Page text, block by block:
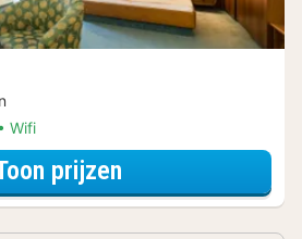
Wifi
prijzenvoor Lekker